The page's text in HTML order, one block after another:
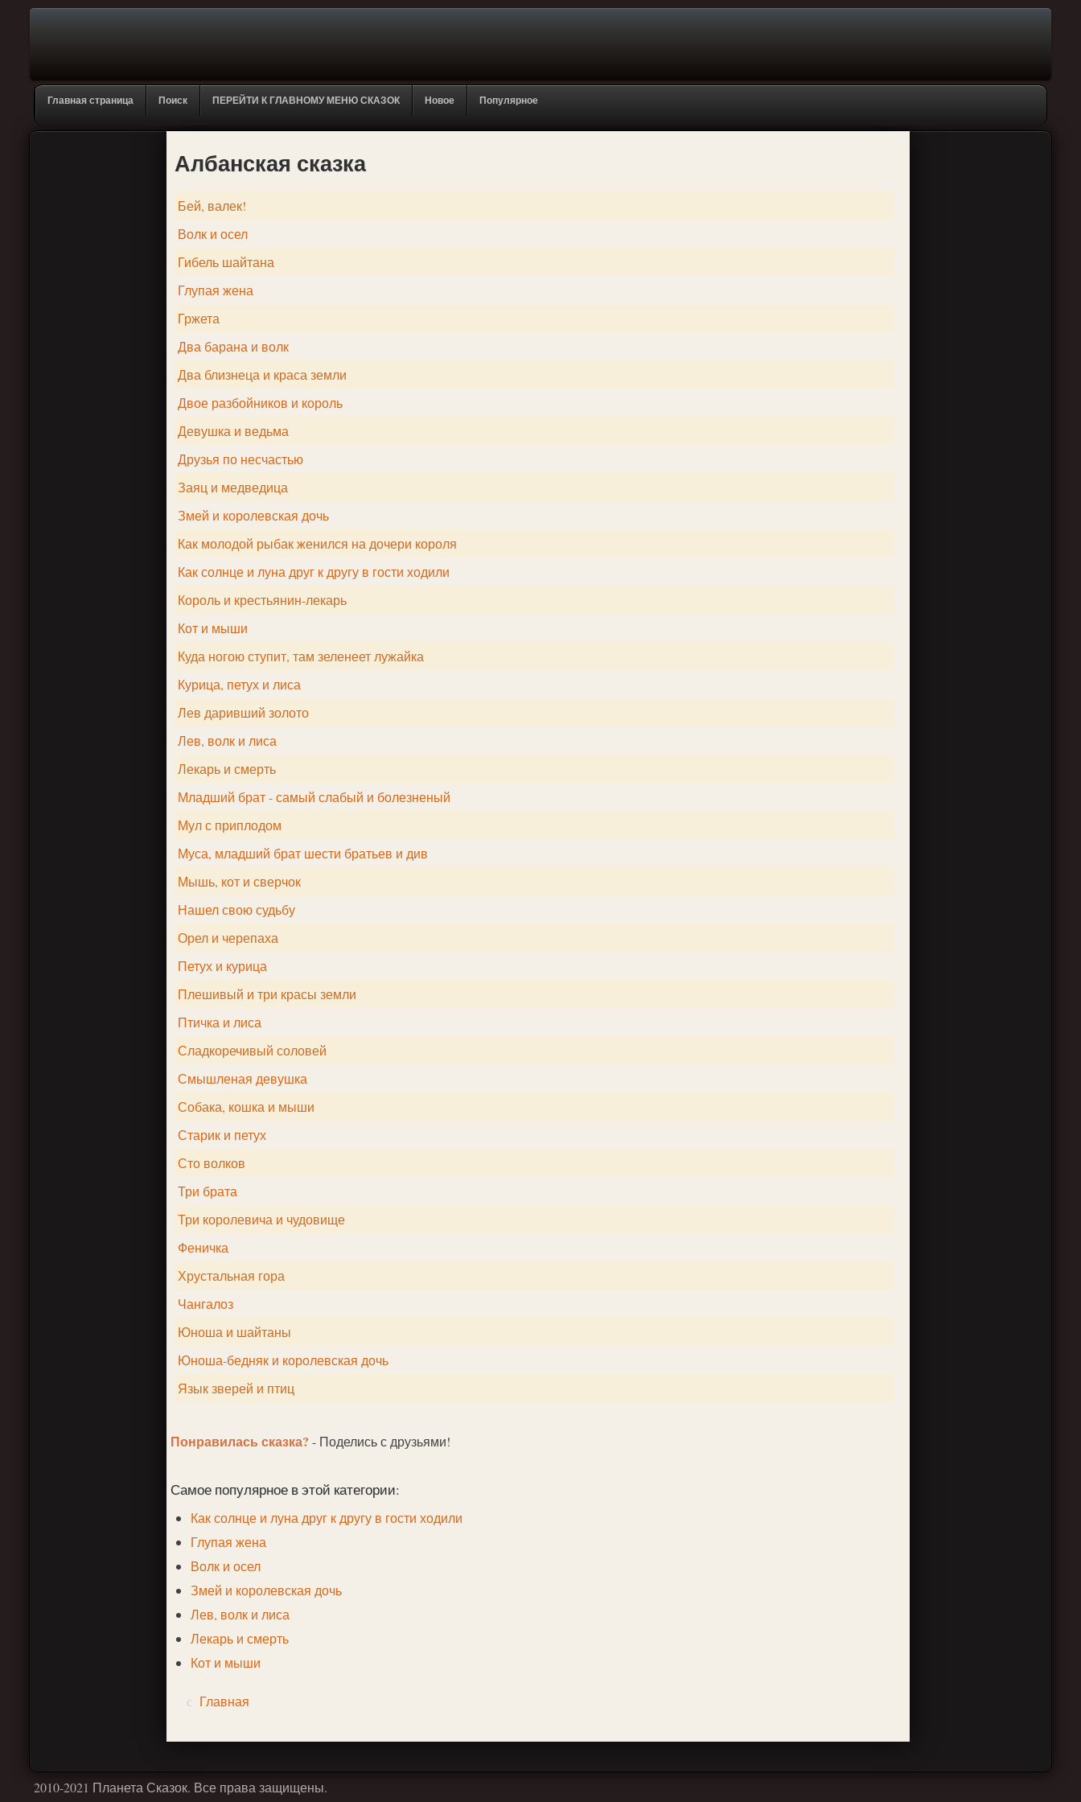
Главная страница Поиск ПЕРЕЙТИ К ГЛАВНОМУ МЕНЮ СКАЗОК Новое Популярное
Албанская сказка
Бей, валек!
Волк и осел
Гибель шайтана
Глупая жена
Гржета
Два барана и волк
Два близнеца и краса земли
Двое разбойников и король
Девушка и ведьма
Друзья по несчастью
Заяц и медведица
Змей и королевская дочь
Как молодой рыбак женился на дочери короля
Как солнце и луна друг к другу в гости ходили
Король и крестьянин-лекарь
Кот и мыши
Куда ногою ступит, там зеленеет лужайка
Курица, петух и лиса
Лев даривший золото
Лев, волк и лиса
Лекарь и смерть
Младший брат - самый слабый и болезненый
Мул с приплодом
Муса, младший брат шести братьев и див
Мышь, кот и сверчок
Нашел свою судьбу
Орел и черепаха
Петух и курица
Плешивый и три красы земли
Птичка и лиса
Сладкоречивый соловей
Смышленая девушка
Собака, кошка и мыши
Старик и петух
Сто волков
Три брата
Три королевича и чудовище
Феничка
Хрустальная гора
Чангалоз
Юноша и шайтаны
Юноша-бедняк и королевская дочь
Язык зверей и птиц
Понравилась сказка? - Поделись с друзьями!
Самое популярное в этой категории:
Как солнце и луна друг к другу в гости ходили
Глупая жена
Волк и осел
Змей и королевская дочь
Лев, волк и лиса
Лекарь и смерть
Кот и мыши
Главная
2010-2021 Планета Сказок. Все права защищены.